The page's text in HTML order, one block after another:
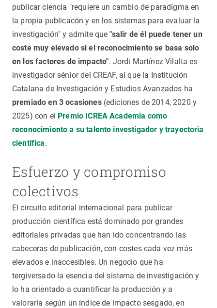
publicar ciencia "requiere un cambio de paradigma en
la propia publicacón y en los sistemas para evaluar la
investigación" y admite que"salir de él puede tener un
coste muy elevado si el reconocimiento se basa solo
en los factores de impacto". Jordi Martínez Vilalta es
investigador sénior del CREAF, al que la Institución
Catalana de Investigación y Estudios Avanzados ha
premiado en 3 ocasiones(ediciones de 2014, 2020 y
2025) con el Premio ICREA Academia como
reconocimiento a su talento investigador y trayectoria
científica.
Esfuerzo y compromiso
colectivos
El circuito editorial internacional para publicar
producción científica está dominado por grandes
editoriales privadas que han ido concentrando las
cabeceras de publicación, con costes cada vez más
elevados e inaccesibles. Un negocio que ha
tergiversado la esencia del sistema de investigación y
lo ha orientado a cuantificar la producción y a
valorarla según un índice de impacto sesgado, en